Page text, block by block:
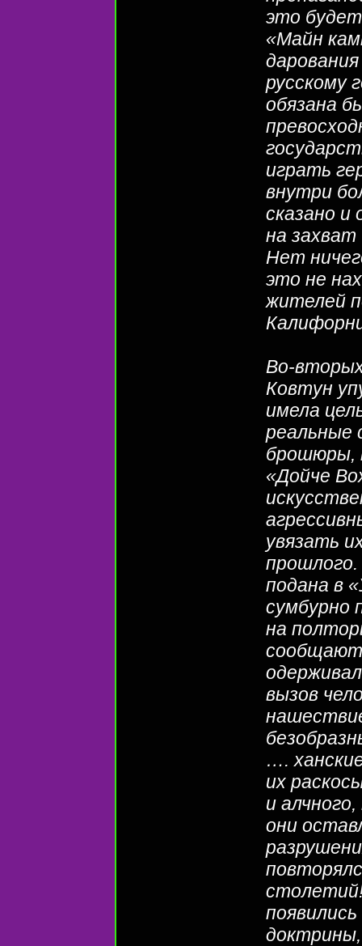
это
«Майн
русскому
обязана
играть
внутри
сказано и
на захват
Нет
это не
жителей
Во-
Ковтун
имела
реальные
брошюры,
«Дойче
увязать
подана в
сумбурно
на
вызов
….
их
и
они